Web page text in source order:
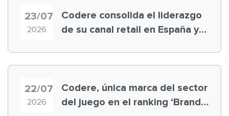
23/07
2026
Codere consolida el liderazgo
de su canal retail en España y
22/07
2026
Codere, única marca del sector
del juego en el ranking ‘Brand